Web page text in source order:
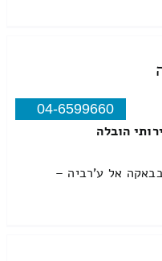
04-6599660
הובלה
אל ע'רביה –